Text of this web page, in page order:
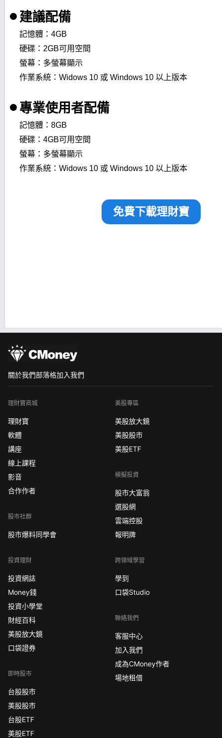
建議配備
記憶體：4GB
硬碟：2GB可用空間
螢幕：多螢幕顯示
作業系統：Widows 10 或 Windows 10 以上版本
專業使用者配備
記憶體：8GB
硬碟：4GB可用空間
螢幕：多螢幕顯示
作業系統：Widows 10 或 Windows 10 以上版本
免費下載理財寶
關於我們部落格加入我們
理財寶商城
理財寶
軟體
講座
線上課程
影音
合作作者
股市社群
股市爆料同學會
投資理財
投資網誌
Money錢
投資小學堂
財經百科
美股放大鏡
口袋證券
即時股市
台股股市
美股股市
台股ETF
美股ETF
美股專區
美股放大鏡
美股股市
美股ETF
模擬投資
股市大富翁
選股網
雲端控股
報明牌
跨領域學習
學到
口袋Studio
聯絡我們
客服中心
加入我們
成為CMoney作者
場地租借